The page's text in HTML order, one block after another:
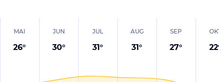
MAI
26°
JUN
30°
JUL
31°
AUG
31°
SEP
27° 22